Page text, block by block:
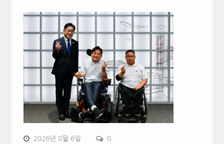
2026년 8월 6일 0